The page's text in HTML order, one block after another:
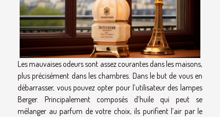
Les mauvaises odeurs sont assez courantes dans les maisons,
plus précisément dans les chambres. Dans le but de vous en
débarrasser, vous pouvez opter pour l’utilisateur des lampes
Berger. Principalement composés d’huile qui peut se
mélanger au parfum de votre choix, ils purifient l’air par le